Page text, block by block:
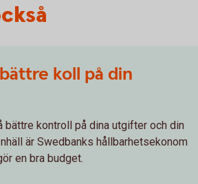
koll på din
bättre kontroll på dina utgifter och din
är Swedbanks hållbarhetsekonom
en bra budget.